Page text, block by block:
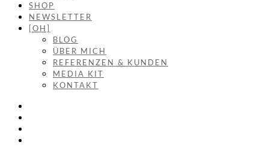
SHOP
NEWSLETTER
[OH]
BLOG
ÜBER MICH
REFERENZEN & KUNDEN
MEDIA KIT
KONTAKT